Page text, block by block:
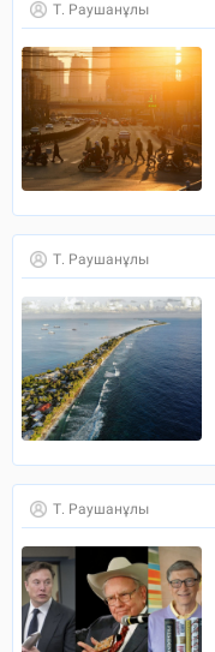
Т. Раушанұлы
Т. Раушанұлы
Т. Раушанұлы